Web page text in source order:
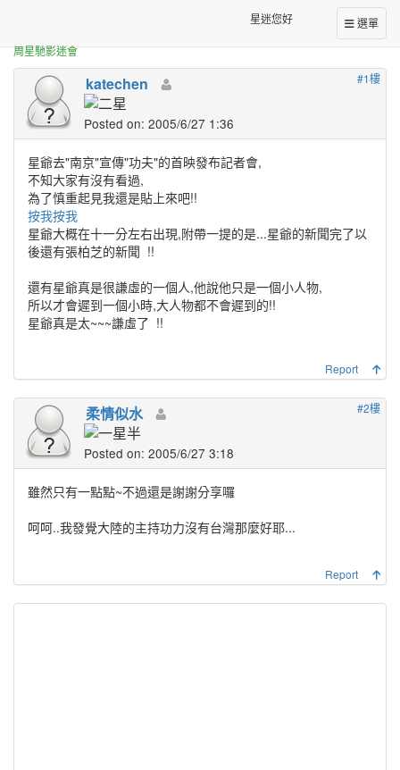
選單
星迷您好
周星馳影迷會
星爺的視頻^^"20050607
#1樓
katechen
Posted on: 2005/6/27 1:36
星爺去"南京"宣傳"功夫"的首映發布記者會,
不知大家有沒有看過,
為了慎重起見我還是貼上來吧!!
按我按我
星爺大概在十一分左右出現,附帶一提的是...星爺的新聞完了以
後還有張柏芝的新聞 !!
還有星爺真是很謙虛的一個人,他說他只是一個小人物,
所以才會遲到一個小時,大人物都不會遲到的!!
星爺真是太~~~謙虛了 !!
Report
#2樓
柔情似水
Posted on: 2005/6/27 3:18
雖然只有一點點~不過還是謝謝分享囉
呵呵..我發覺大陸的主持功力沒有台灣那麼好耶...
Report